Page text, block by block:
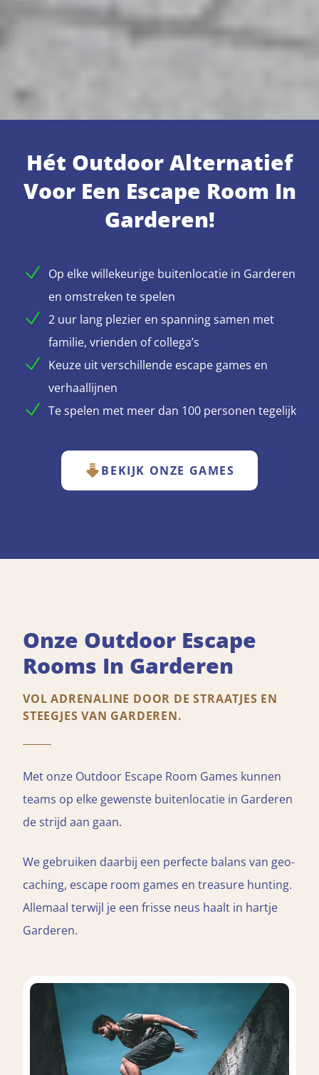
Hét Outdoor Alternatief
Voor Een Escape Room In
Garderen!
Op elke willekeurige buitenlocatie in Garderen
en omstreken te spelen
2 uur lang plezier en spanning samen met
familie, vrienden of collega’s
Keuze uit verschillende escape games en
verhaallijnen
Te spelen met meer dan 100 personen tegelijk
BEKIJK ONZE GAMES
Onze Outdoor Escape
Rooms In Garderen
VOL ADRENALINE DOOR DE STRAATJES EN
STEEGJES VAN GARDEREN.
Met onze Outdoor Escape Room Games kunnen
teams op elke gewenste buitenlocatie in Garderen
de strijd aan gaan.
We gebruiken daarbij een perfecte balans van geo-
caching, escape room games en treasure hunting.
Allemaal terwijl je een frisse neus haalt in hartje
Garderen.